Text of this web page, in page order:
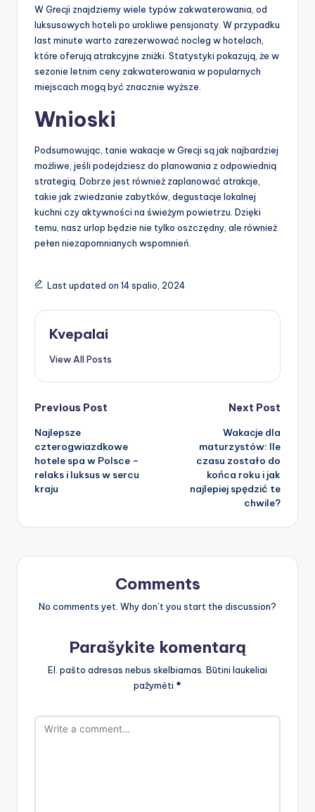
W Grecji znajdziemy wiele typów zakwaterowania, od
luksusowych hoteli po urokliwe pensjonaty. W przypadku
last minute warto zarezerwować nocleg w hotelach,
które oferują atrakcyjne zniżki. Statystyki pokazują, że w
sezonie letnim ceny zakwaterowania w popularnych
miejscach mogą być znacznie wyższe.
Wnioski
Podsumowując, tanie wakacje w Grecji są jak najbardziej
możliwe, jeśli podejdziesz do planowania z odpowiednią
strategią. Dobrze jest również zaplanować atrakcje,
takie jak zwiedzanie zabytków, degustacje lokalnej
kuchni czy aktywności na świeżym powietrzu. Dzięki
temu, nasz urlop będzie nie tylko oszczędny, ale również
pełen niezapomnianych wspomnień.
Last updated on 14 spalio, 2024
Kvepalai
View All Posts
Post
navigation
Previous Post
Najlepsze
czterogwiazdkowe
hotele spa w Polsce –
relaks i luksus w sercu
kraju
Next Post
Wakacje dla
maturzystów: Ile
czasu zostało do
końca roku i jak
najlepiej spędzić te
chwile?
Comments
No comments yet. Why don’t you start the discussion?
Parašykite komentarą
El. pašto adresas nebus skelbiamas. Būtini laukeliai
pažymėti *